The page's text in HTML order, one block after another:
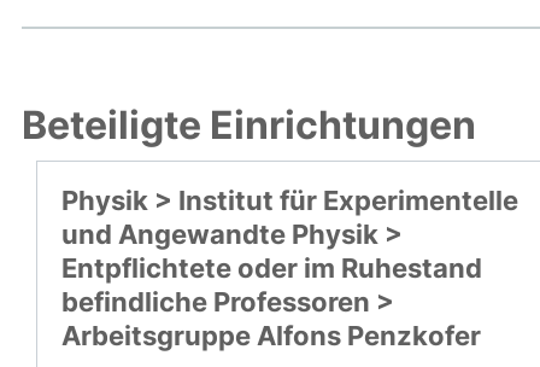
Beteiligte Einrichtungen
Physik > Institut für Experimentelle
und Angewandte Physik >
Entpflichtete oder im Ruhestand
befindliche Professoren >
Arbeitsgruppe Alfons Penzkofer